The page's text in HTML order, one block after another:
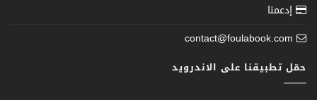
إدعمنا
contact@foulabook.com
حمّل تطبيقنا على الاندرويد